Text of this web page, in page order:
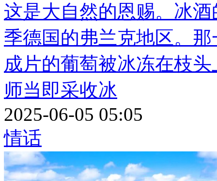
这是大自然的恩赐。冰
季德国的弗兰克地区。
成片的葡萄被冰冻在枝
师当即采收冰
2025-06-05 05:05
情话